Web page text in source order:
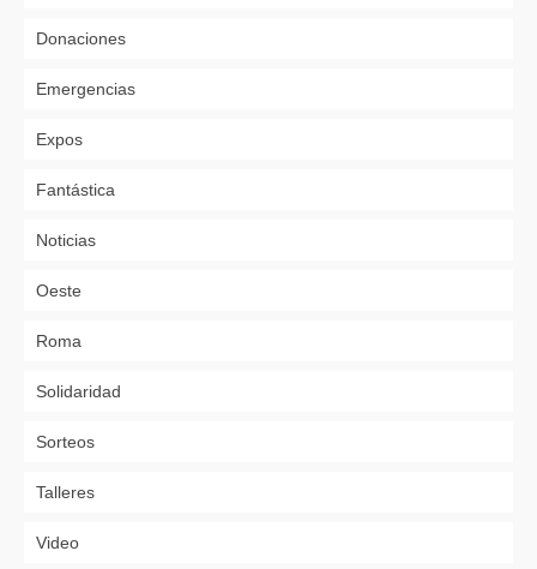
Donaciones
Emergencias
Expos
Fantástica
Noticias
Oeste
Roma
Solidaridad
Sorteos
Talleres
Video